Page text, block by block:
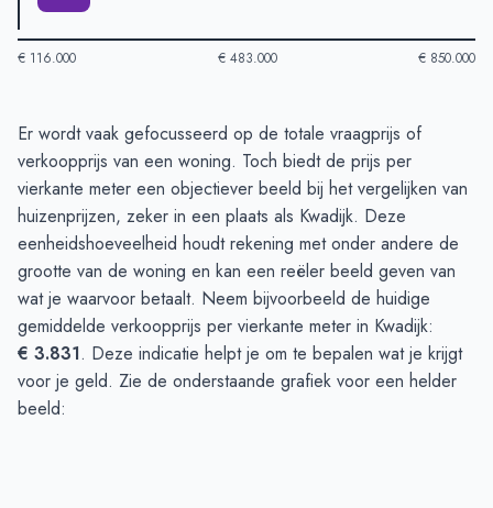
€ 116.000 € 483.000 € 850.000
Huizenprijzen in Kwadijk-Afgelopen 3 maanden
Type
Bedrag
Vraagprijs in euro's
€ 629.916
Verkoopprijs in euro's
€ 800.000
Er wordt vaak gefocusseerd op de totale vraagprijs of
verkoopprijs van een woning. Toch biedt de prijs per
vierkante meter een objectiever beeld bij het vergelijken van
huizenprijzen, zeker in een plaats als Kwadijk. Deze
eenheidshoeveelheid houdt rekening met onder andere de
grootte van de woning en kan een reëler beeld geven van
wat je waarvoor betaalt. Neem bijvoorbeeld de huidige
gemiddelde verkoopprijs per vierkante meter in Kwadijk:
€ 3.831. Deze indicatie helpt je om te bepalen wat je krijgt
voor je geld. Zie de onderstaande grafiek voor een helder
beeld: